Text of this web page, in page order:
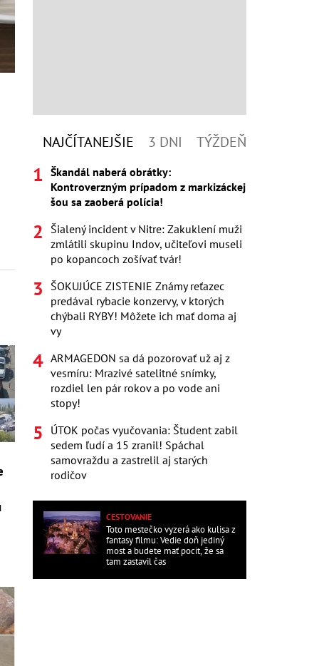
NAJČÍTANEJŠIE 3 DNI TÝŽDEŇ
Škandál naberá obrátky:
Kontroverzným prípadom z markizáckej
šou sa zaoberá polícia!
Šialený incident v Nitre: Zakuklení muži
zmlátili skupinu Indov, učiteľovi museli
po kopancoch zošívať tvár!
ŠOKUJÚCE ZISTENIE Známy reťazec
predával rybacie konzervy, v ktorých
chýbali RYBY! Môžete ich mať doma aj
vy
ARMAGEDON sa dá pozorovať už aj z
vesmíru: Mrazivé satelitné snímky,
rozdiel len pár rokov a po vode ani
stopy!
ÚTOK počas vyučovania: Študent zabil
sedem ľudí a 15 zranil! Spáchal
samovraždu a zastrelil aj starých
rodičov
CESTOVANIE
Toto mestečko vyzerá ako kulisa z
fantasy filmu: Vedie doň jediný
most a budete mať pocit, že sa
tam zastavil čas